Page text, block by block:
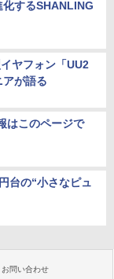
するSHANLING
ヤフォン「UU2
が語る
はこのページで
台の“小さなピュ
お問い合わせ